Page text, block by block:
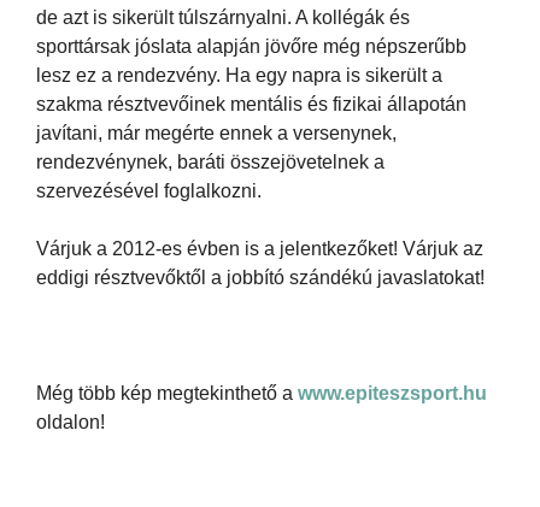
de azt is sikerült túlszárnyalni. A kollégák és
sporttársak jóslata alapján jövőre még népszerűbb
lesz ez a rendezvény. Ha egy napra is sikerült a
szakma résztvevőinek mentális és fizikai állapotán
javítani, már megérte ennek a versenynek,
rendezvénynek, baráti összejövetelnek a
szervezésével foglalkozni.
Várjuk a 2012-es évben is a jelentkezőket! Várjuk az
eddigi résztvevőktől a jobbító szándékú javaslatokat!
Még több kép megtekinthető a www.epiteszsport.hu
oldalon!